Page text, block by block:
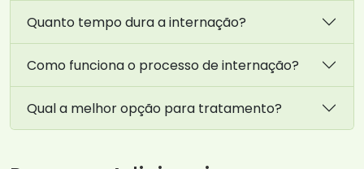
Quanto tempo dura a internação?
Como funciona o processo de internação?
Qual a melhor opção para tratamento?